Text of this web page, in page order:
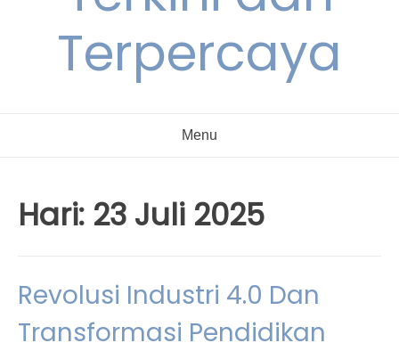
Terpercaya
Menu
Hari: 23 Juli 2025
Revolusi Industri 4.0 Dan
Transformasi Pendidikan